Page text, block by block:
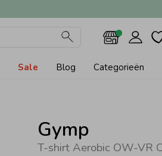
Sale Blog Categorieën
Gymp